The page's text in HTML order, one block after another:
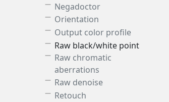
Negadoctor
Orientation
Output color profile
Raw black/white point
Raw chromatic
aberrations
Raw denoise
Retouch